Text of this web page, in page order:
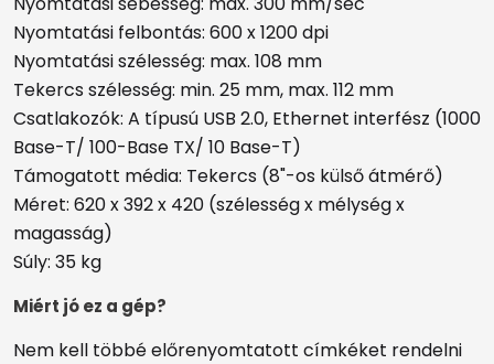
Nyomtatási felbontás: 600 x 1200 dpi
Nyomtatási szélesség: max. 108 mm
Tekercs szélesség: min. 25 mm, max. 112 mm
Csatlakozók: A típusú USB 2.0, Ethernet interfész (1000
Base-T/ 100-Base TX/ 10 Base-T)
Támogatott média: Tekercs (8"-os külső átmérő)
Méret: 620 x 392 x 420 (szélesség x mélység x
magasság)
Súly: 35 kg
Miért jó ez a gép?
Nem kell többé előrenyomtatott címkéket rendelni